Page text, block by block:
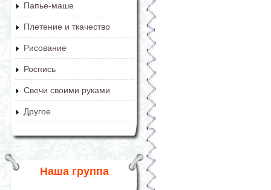
Папье-маше
Плетение и ткачество
Рисование
Роспись
Свечи своими руками
Другое
Наша группа